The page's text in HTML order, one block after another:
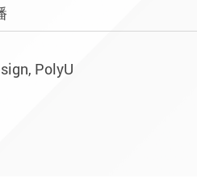
PolyU